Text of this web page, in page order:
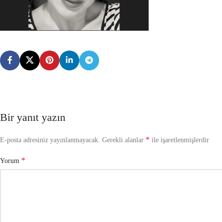
Bir yanıt yazın
E-posta adresiniz yayınlanmayacak. Gerekli alanlar * ile işaretlenmişlerdir
Yorum *